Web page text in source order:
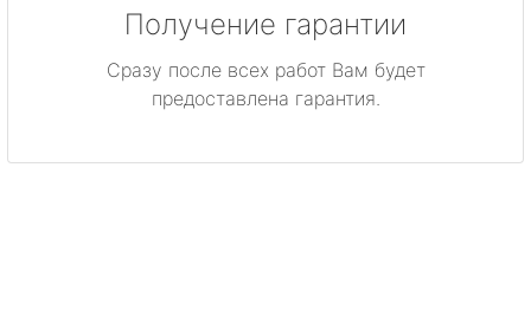
Получение гарантии
Сразу после всех работ Вам будет
предоставлена гарантия.